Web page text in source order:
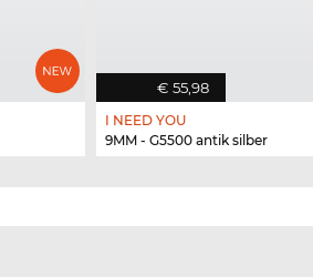
€ 55,98
I NEED YOU
9MM - G5500 antik silber